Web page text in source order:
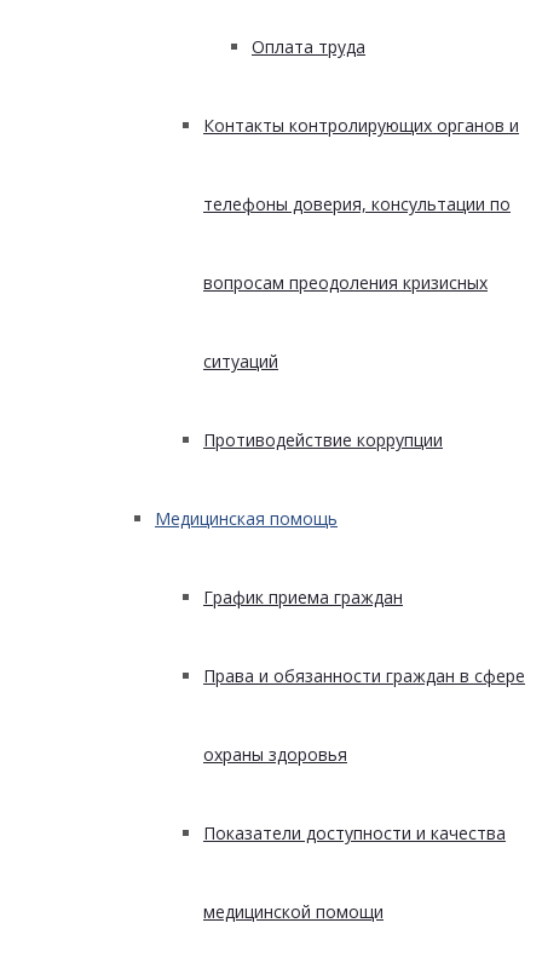
Оплата труда
Контакты контролирующих органов и
телефоны доверия, консультации по
вопросам преодоления кризисных
ситуаций
Противодействие коррупции
Медицинская помощь
График приема граждан
Права и обязанности граждан в сфере
охраны здоровья
Показатели доступности и качества
медицинской помощи